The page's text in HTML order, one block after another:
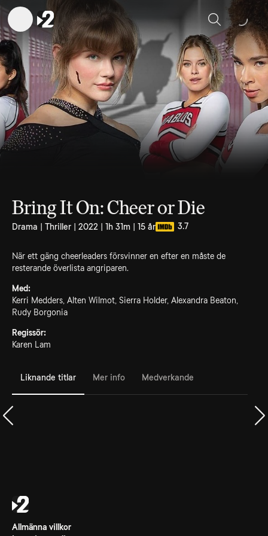
Sök
Bring It On: Cheer or Die
Drama | Thriller | 2022 | 1h 31m | 15 år 3.7
När ett gäng cheerleaders försvinner en efter en måste de
resterande överlista angriparen.
Med:
Kerri Medders, Alten Wilmot, Sierra Holder, Alexandra Beaton,
Rudy Borgonia
Regissör:
Karen Lam
Liknande titlar Mer info Medverkande
Allmänna villkor